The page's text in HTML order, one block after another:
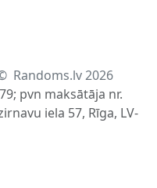
Randoms.lv 2026
pvn maksātāja nr.
iela 57, Rīga, LV-